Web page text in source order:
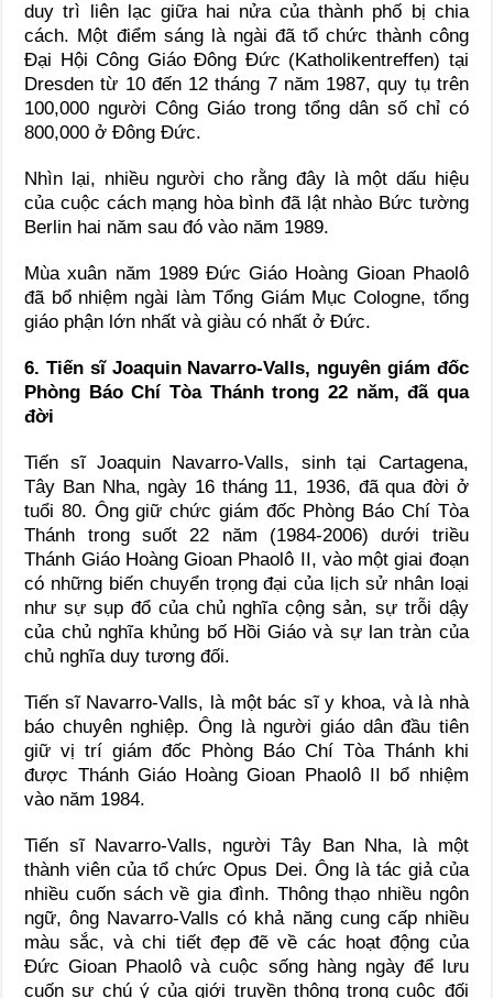
duy trì liên lạc giữa hai nửa của thành phố bị chia
cách. Một điểm sáng là ngài đã tổ chức thành công
Đại Hội Công Giáo Đông Đức (Katholikentreffen) tại
Dresden từ 10 đến 12 tháng 7 năm 1987, quy tụ trên
100,000 người Công Giáo trong tổng dân số chỉ có
800,000 ở Đông Đức.
Nhìn lại, nhiều người cho rằng đây là một dấu hiệu
của cuộc cách mạng hòa bình đã lật nhào Bức tường
Berlin hai năm sau đó vào năm 1989.
Mùa xuân năm 1989 Đức Giáo Hoàng Gioan Phaolô
đã bổ nhiệm ngài làm Tổng Giám Mục Cologne, tổng
giáo phận lớn nhất và giàu có nhất ở Đức.
6. Tiến sĩ Joaquin Navarro-Valls, nguyên giám đốc
Phòng Báo Chí Tòa Thánh trong 22 năm, đã qua
đời
Tiến sĩ Joaquin Navarro-Valls, sinh tại Cartagena,
Tây Ban Nha, ngày 16 tháng 11, 1936, đã qua đời ở
tuổi 80. Ông giữ chức giám đốc Phòng Báo Chí Tòa
Thánh trong suốt 22 năm (1984-2006) dưới triều
Thánh Giáo Hoàng Gioan Phaolô II, vào một giai đoạn
có những biến chuyển trọng đại của lịch sử nhân loại
như sự sụp đổ của chủ nghĩa cộng sản, sự trỗi dậy
của chủ nghĩa khủng bố Hồi Giáo và sự lan tràn của
chủ nghĩa duy tương đối.
Tiến sĩ Navarro-Valls, là một bác sĩ y khoa, và là nhà
báo chuyên nghiệp. Ông là người giáo dân đầu tiên
giữ vị trí giám đốc Phòng Báo Chí Tòa Thánh khi
được Thánh Giáo Hoàng Gioan Phaolô II bổ nhiệm
vào năm 1984.
Tiến sĩ Navarro-Valls, người Tây Ban Nha, là một
thành viên của tổ chức Opus Dei. Ông là tác giả của
nhiều cuốn sách về gia đình. Thông thạo nhiều ngôn
ngữ, ông Navarro-Valls có khả năng cung cấp nhiều
màu sắc, và chi tiết đẹp đẽ về các hoạt động của
Đức Gioan Phaolô và cuộc sống hàng ngày để lưu
cuốn sự chú ý của giới truyền thông trong cuộc đối